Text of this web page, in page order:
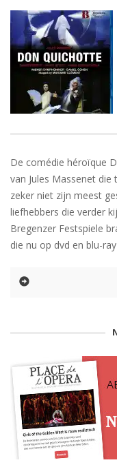
De comédie héroïque
van Jules Massenet
zeker niet zijn meest
liefhebbers die verder
Bregenzer Festspiele
die nu op dvd en blu-